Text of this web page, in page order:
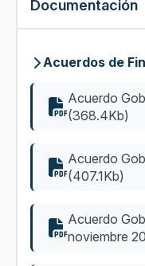
Documentación
Acuerdos de
Acuerdo
(368.4Kb)
Acuerdo
(407.1Kb)
Acuerdo
noviembre